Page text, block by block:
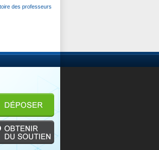
des professeurs